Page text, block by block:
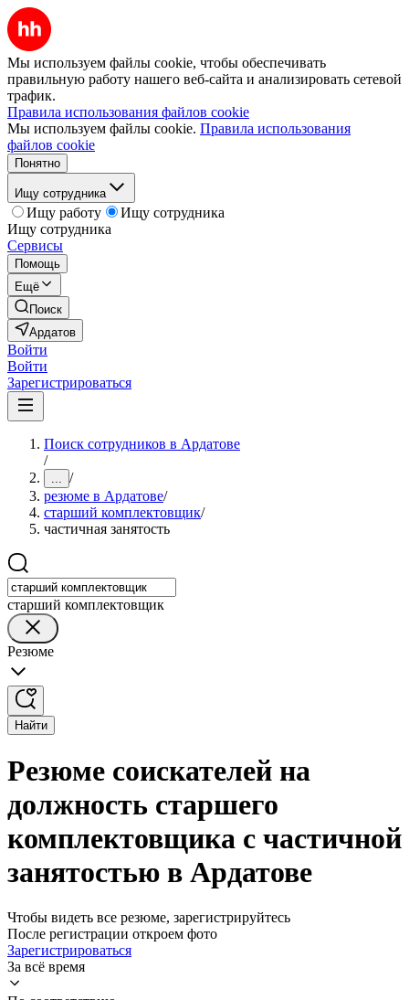
Мы используем файлы cookie, чтобы обеспечивать
правильную работу нашего веб-сайта и анализировать сетевой
трафик.
Правила использования файлов cookie
Мы используем файлы cookie. Правила использования
файлов cookie
Понятно
Ищу сотрудника
Ищу работу
Ищу сотрудника
Ищу сотрудника
Сервисы
Помощь
Ещё
Поиск
Ардатов
Войти
Войти
Зарегистрироваться
Поиск сотрудников в Ардатове
/
... /
резюме в Ардатове/
старший комплектовщик/
частичная занятость
старший комплектовщик
Резюме
Найти
Резюме соискателей на
должность старшего
комплектовщика с частичной
занятостью в Ардатове
Чтобы видеть все резюме, зарегистрируйтесь
После регистрации откроем фото
Зарегистрироваться
За всё время